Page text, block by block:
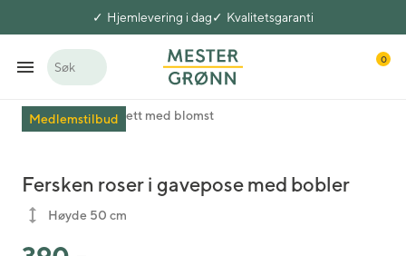
Hjemlevering i dag Kvalitetsgaranti
Søk
0
Blomster Gavesett med blomst
Medlemstilbud
Fersken roser i gavepose med bobler
Høyde 50 cm